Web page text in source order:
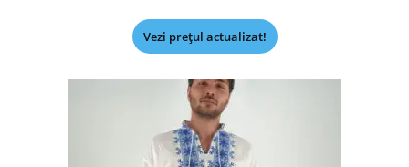
Vezi prețul actualizat!